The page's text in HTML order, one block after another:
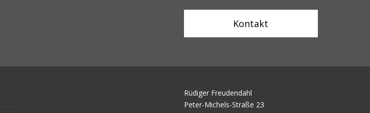
Kontakt
Rüdiger Freudendahl
Peter-Michels-Straße 23